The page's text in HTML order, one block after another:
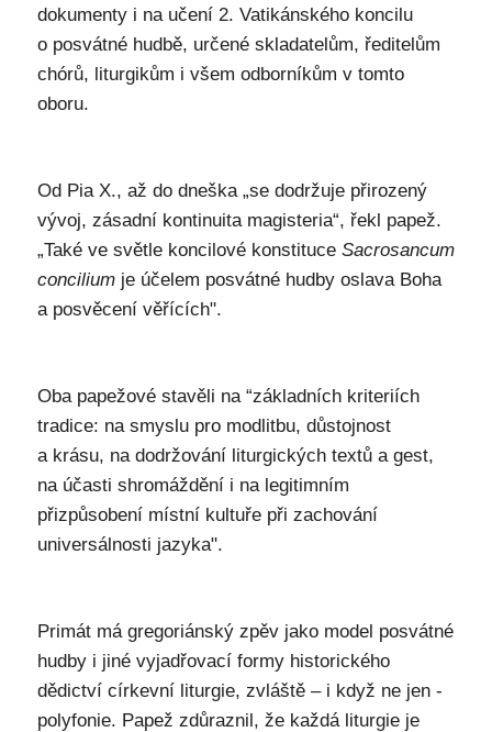
dokumenty i na učení 2. Vatikánského koncilu
o posvátné hudbě, určené skladatelům, ředitelům
chórů, liturgikům i všem odborníkům v tomto
oboru.
Od Pia X., až do dneška „se dodržuje přirozený
vývoj, zásadní kontinuita magisteria“, řekl papež.
„Také ve světle koncilové konstituce Sacrosancum
conciliumje účelem posvátné hudby oslava Boha
a posvěcení věřících".
Oba papežové stavěli na “základních kriteriích
tradice: na smyslu pro modlitbu, důstojnost
a krásu, na dodržování liturgických textů a gest,
na účasti shromáždění i na legitimním
přizpůsobení místní kultuře při zachování
universálnosti jazyka".
Primát má gregoriánský zpěv jako model posvátné
hudby i jiné vyjadřovací formy historického
dědictví církevní liturgie, zvláště – i když ne jen -
polyfonie. Papež zdůraznil, že každá liturgie je